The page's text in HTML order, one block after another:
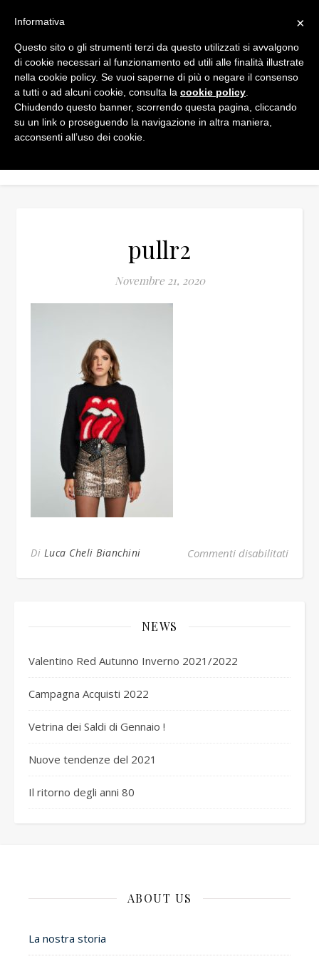
pullr2
Novembre 21, 2020
Di Luca Cheli Bianchini Commenti disabilitatisu
NEWS
Valentino Red Autunno Inverno 2021/2022
Campagna Acquisti 2022
Vetrina dei Saldi di Gennaio !
Nuove tendenze del 2021
Il ritorno degli anni 80
ABOUT US
La nostra storia
×
Informativa
Questo sito o gli strumenti terzi da questo utilizzati si avvalgono
di cookie necessari al funzionamento ed utili alle finalità illustrate
nella cookie policy. Se vuoi saperne di più o negare il consenso
a tutti o ad alcuni cookie, consulta la cookie policy
Chiudendo questo banner, scorrendo questa pagina, cliccando
su un link o proseguendo la navigazione in altra maniera,
acconsenti all’uso dei cookie.